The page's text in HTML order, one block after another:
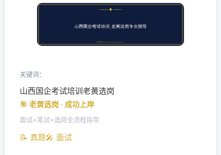
关键词：
山西国企考试培训老黄选岗
🎯 老黄选岗 · 成功上岸
面试+笔试+选岗全流程指导
📝 真题🎤 面试